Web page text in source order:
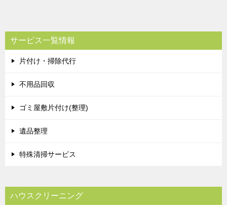
サービス一覧情報
片付け・掃除代行
不用品回収
ゴミ屋敷片付け(整理)
遺品整理
特殊清掃サービス
ハウスクリーニング